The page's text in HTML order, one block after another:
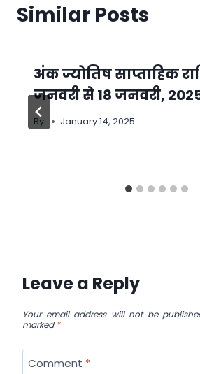
Similar Posts
अंक ज्योतिष साप्ताहिक
जनवरी से 18 जनवरी,
By January 14, 2025
Leave a Reply
Your email address will not be
marked*
Comment *